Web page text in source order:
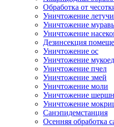
Обработка от
Уничтожение
Уничтожение
Уничтожение
Дезинсекция
Уничтожение ос
Уничтожение
Уничтожение пчел
Уничтожение змей
Уничтожение моли
Уничтожение
Уничтожение
Санэпидемстанция
Осенняя обработка